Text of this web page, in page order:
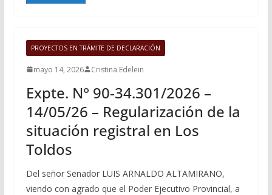
PROYECTOS EN TRÁMITE DE DECLARACIÓN
mayo 14, 2026 Cristina Edelein
Expte. N° 90-34.301/2026 –
14/05/26 – Regularización de la
situación registral en Los
Toldos
Del señor Senador LUIS ARNALDO ALTAMIRANO,
viendo con agrado que el Poder Ejecutivo Provincial, a